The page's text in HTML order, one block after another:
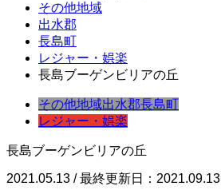
その他地域
出水郡
長島町
レジャー・娯楽
長島ブーゲンビリアの丘
その他地域出水郡長島町
レジャー・娯楽
長島ブーゲンビリアの丘
2021.05.13 / 最終更新日：2021.09.13